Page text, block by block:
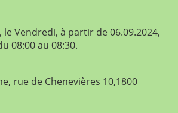
le Vendredi, à partir de 06.09.2024,
08:00 au 08:30.
rue de Chenevières 10,1800